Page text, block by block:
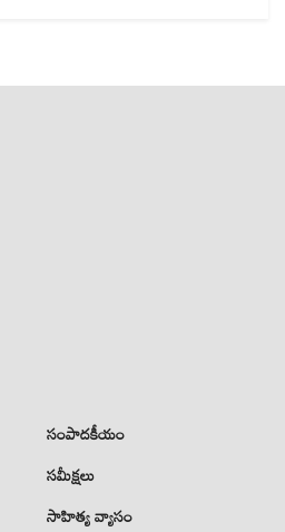
సంపాదకీయం
సమీక్షలు
సాహిత్య వ్యాసం